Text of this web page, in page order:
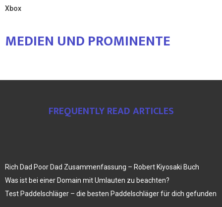
Xbox
MEDIEN UND PROMINENTE
FREQUENTLY READ ARTICLES
Rich Dad Poor Dad Zusammenfassung – Robert Kiyosaki Buch
Was ist bei einer Domain mit Umlauten zu beachten?
Test Paddelschläger – die besten Paddelschläger für dich gefunden